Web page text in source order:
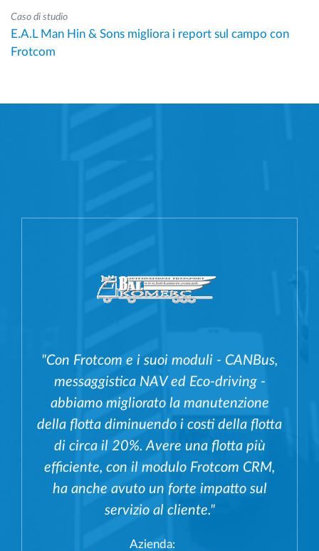
Caso di studio
E.A.L Man Hin & Sons migliora i report sul campo con
Frotcom
"Con Frotcom e i suoi moduli - CANBus,
messaggistica NAV ed Eco-driving -
abbiamo migliorato la manutenzione
della flotta diminuendo i costi della flotta
di circa il 20%. Avere una flotta più
efficiente, con il modulo Frotcom CRM,
ha anche avuto un forte impatto sul
servizio al cliente."
Azienda: